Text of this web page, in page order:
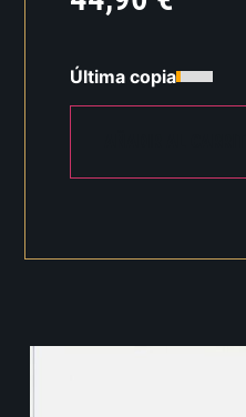
Última copia